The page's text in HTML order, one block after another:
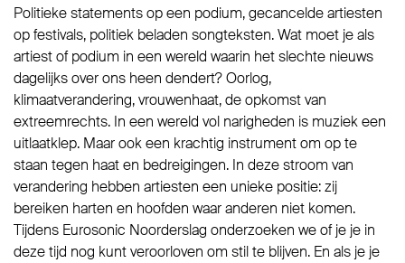
Politieke statements op een podium, gecancelde artiesten
op festivals, politiek beladen songteksten. Wat moet je als
artiest of podium in een wereld waarin het slechte nieuws
dagelijks over ons heen dendert? Oorlog,
klimaatverandering, vrouwenhaat, de opkomst van
extreemrechts. In een wereld vol narigheden is muziek een
uitlaatklep. Maar ook een krachtig instrument om op te
staan tegen haat en bedreigingen. In deze stroom van
verandering hebben artiesten een unieke positie: zij
bereiken harten en hoofden waar anderen niet komen.
Tijdens Eurosonic Noorderslag onderzoeken we of je je in
deze tijd nog kunt veroorloven om stil te blijven. En als je je